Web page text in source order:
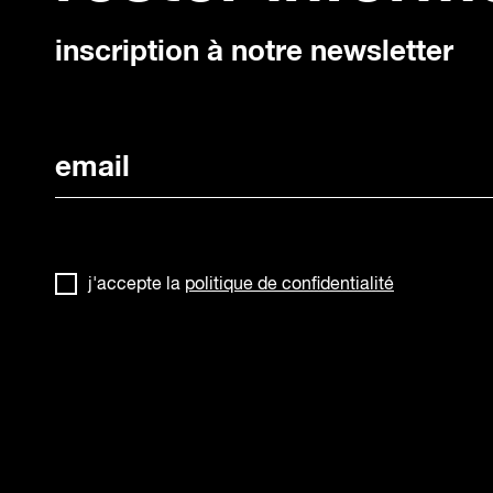
inscription à notre newsletter
j'accepte la politique de confidentialité